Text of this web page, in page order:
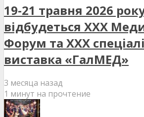
19-21 травня 2026
відбудеться XXX
Форум та XXX
виставка «ГалМЕД»
3 месяца назад
1 минут на прочтение